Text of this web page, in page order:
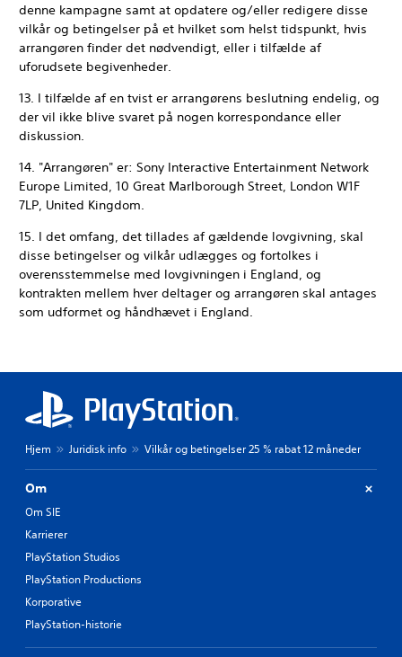
denne kampagne samt at opdatere og/eller redigere disse
vilkår og betingelser på et hvilket som helst tidspunkt, hvis
arrangøren finder det nødvendigt, eller i tilfælde af
uforudsete begivenheder.
13. I tilfælde af en tvist er arrangørens beslutning endelig, og
der vil ikke blive svaret på nogen korrespondance eller
diskussion.
14. "Arrangøren" er: Sony Interactive Entertainment Network
Europe Limited, 10 Great Marlborough Street, London W1F
7LP, United Kingdom.
15. I det omfang, det tillades af gældende lovgivning, skal
disse betingelser og vilkår udlægges og fortolkes i
overensstemmelse med lovgivningen i England, og
kontrakten mellem hver deltager og arrangøren skal antages
som udformet og håndhævet i England.
Hjem Juridisk info Vilkår og betingelser 25 % rabat 12 måneder
Om
Om SIE
Karrierer
PlayStation Studios
PlayStation Productions
Korporative
PlayStation-historie